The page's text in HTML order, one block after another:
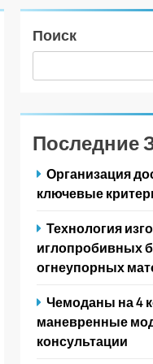
Поиск
Последние
Организация
ключевые
Технология
иглопробивных
огнеупорных
Чемоданы на 4
маневренные
консультации